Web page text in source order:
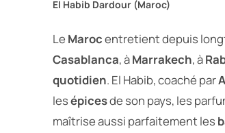
El Habib Dardour (Maroc)
Le Marocentretient depuis
Casablanca, àMarrakech, à
quotidien. El Habib, coaché par
lesépicesde son pays, les
maîtrise aussi parfaitement les